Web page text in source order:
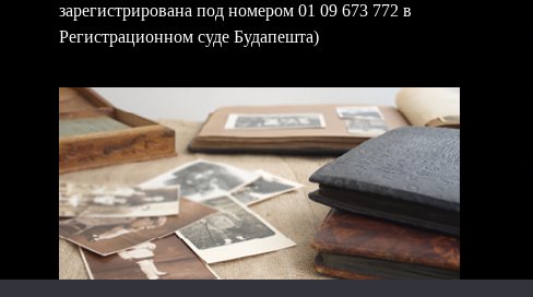
зарегистрирована под номером 01 09 673 772 в
Регистрационном суде Будапешта)